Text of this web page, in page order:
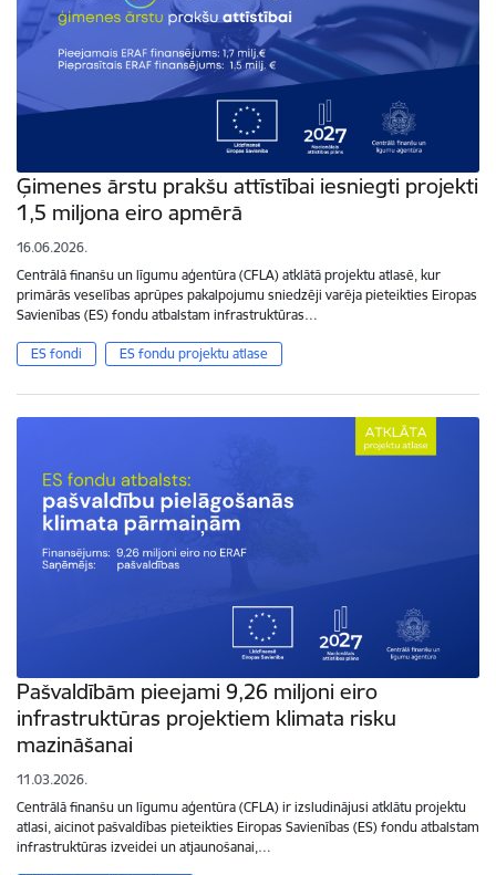
Ģimenes ārstu prakšu attīstībai iesniegti projekti
1,5 miljona eiro apmērā
16.06.2026.
Centrālā finanšu un līgumu aģentūra (CFLA) atklātā projektu atlasē, kur
primārās veselības aprūpes pakalpojumu sniedzēji varēja pieteikties Eiropas
Savienības (ES) fondu atbalstam infrastruktūras…
ES fondi ES fondu projektu atlase
Pašvaldībām pieejami 9,26 miljoni eiro
infrastruktūras projektiem klimata risku
mazināšanai
11.03.2026.
Centrālā finanšu un līgumu aģentūra (CFLA) ir izsludinājusi atklātu projektu
atlasi, aicinot pašvaldības pieteikties Eiropas Savienības (ES) fondu atbalstam
infrastruktūras izveidei un atjaunošanai,…